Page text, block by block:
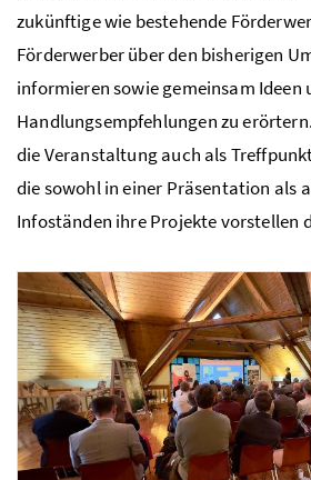
zukünftige wie bestehende
Förderwerber über den bisherigen
informieren sowie gemeinsam Ideen
Handlungsempfehlungen zu
die Veranstaltung auch als
die sowohl in einer Präsentation als
Infoständen ihre Projekte vorstellen